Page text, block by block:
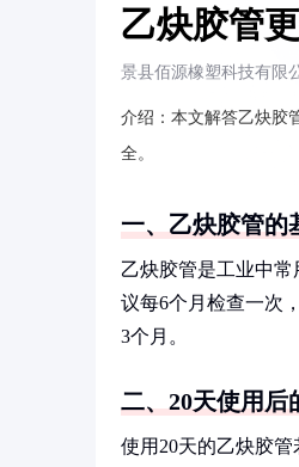
乙炔胶管
景县佰源橡塑科技有限
介绍： 本文解答乙炔胶
全。
一、乙炔胶管的
乙炔胶管是工业中
议每6个月检查一次
3个月。
二、20天使用后
使用20天的乙炔胶